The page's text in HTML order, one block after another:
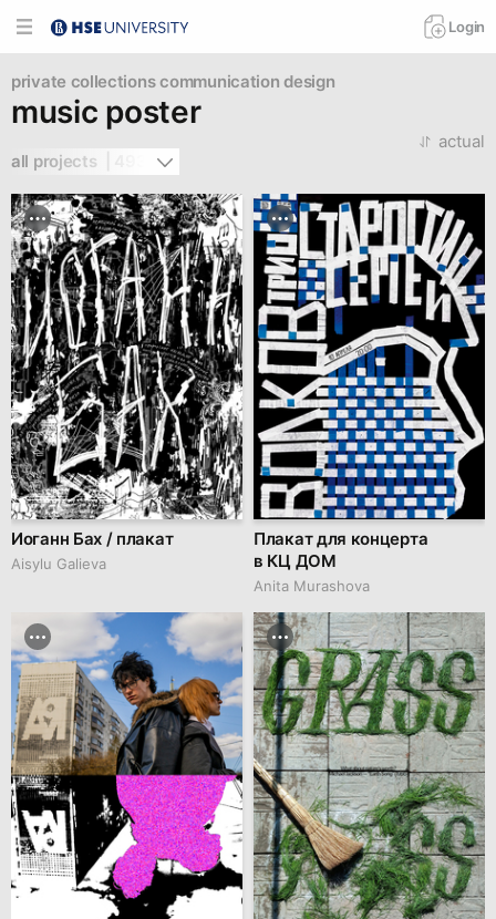
Login
private collections communication design
music poster
all projects  | 493
actual
Иоганн Бах / плакат
Aisylu Galieva
Плакат для концерта
в КЦ ДОМ
Anita Murashova